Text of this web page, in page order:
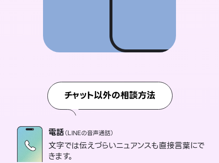
チャット以外の相談方法
電話（LINEの音声通話）
文字では伝えづらいニュアンスも直接言葉にで
きます。